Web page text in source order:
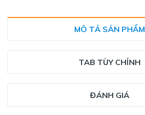
MÔ TẢ SẢN PHẨM
TAB TÙY CHỈNH
ĐÁNH GIÁ